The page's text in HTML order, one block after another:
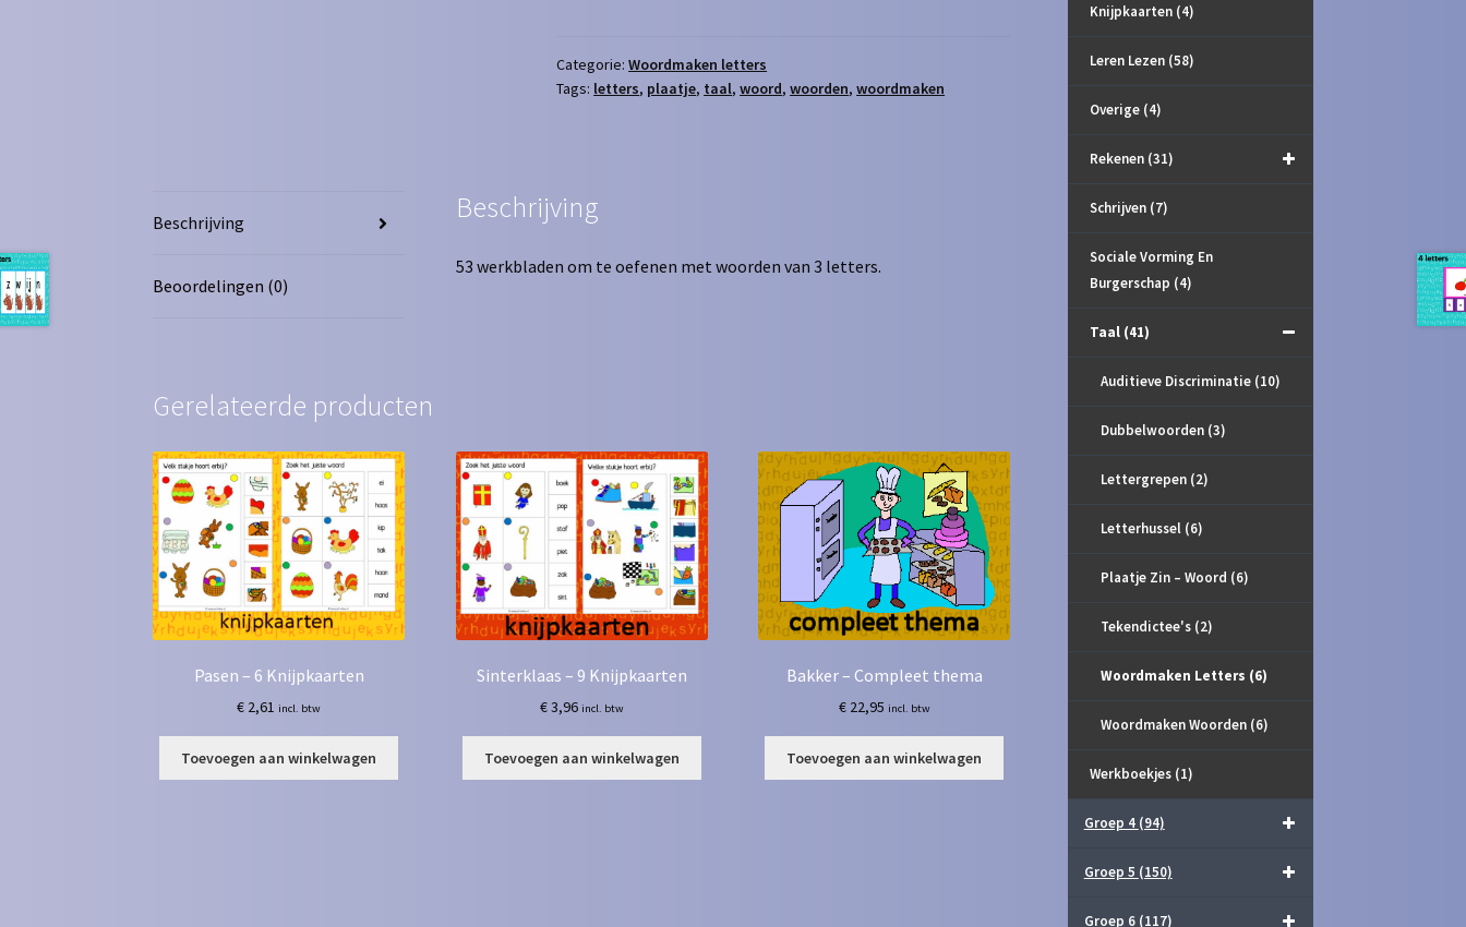
letters
[
aantal
Categorie:Woordmaken letters
Tags: letters, plaatje, taal,woord,woorden,woordmaken
Beschrijving
Beoordelingen (0)
Beschrijving
53 werkbladen om te oefenen met woorden van 3 letters.
Gerelateerde producten
Pasen – 6 Knijpkaarten
€ 2,61 incl. btw
Toevoegen aan winkelwagen
Sinterklaas – 9 Knijpkaarten
€3,96 incl. btw
Toevoegen aan winkelwagen
Bakker – Compleet thema
€22,95 incl. btw
Toevoegen aan winkelwagen
Knijpkaarten (4)
Leren Lezen (58)
Overige (4)
Rekenen (31)
Schrijven (7)
Sociale Vorming En
Burgerschap (4)
Taal (41)
Auditieve Discriminatie (10)
Dubbelwoorden (3)
Lettergrepen (2)
Letterhussel (6)
Plaatje Zin – Woord (6)
Tekendictee's (2)
Woordmaken Letters (6)
Woordmaken Woorden (6)
Werkboekjes (1)
Groep 4 (94)
Groep 5 (150)
Groep 6 (117)